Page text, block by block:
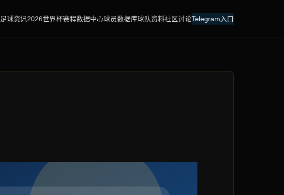
足球资讯2026世界杯赛程数据中心球员数据库球队资料社区讨论Telegram入口